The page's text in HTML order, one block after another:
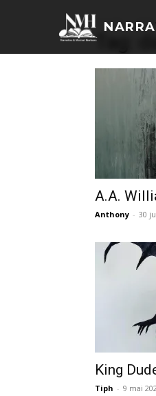
Accueil Tags
Tag:
A.A.
Anthony - 30
King
Tiph - 9 mai